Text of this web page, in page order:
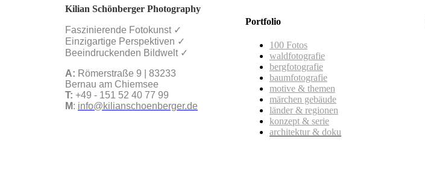
Kilian Schönberger Photography
Faszinierende Fotokunst ✓
Einzigartige Perspektiven ✓
Beeindruckenden Bildwelt ✓
A: Römerstraße 9 | 83233
Bernau am Chiemsee
T: +49 - 151 52 40 77 99
M: info@kilianschoenberger.de
Portfolio
100 Fotos
waldfotografie
bergfotografie
baumfotografie
motive & themen
märchen gebäude
länder & regionen
konzept & serie
architektur & doku
newsletter
contact & booking
client login
( Englisch)
Deutsch